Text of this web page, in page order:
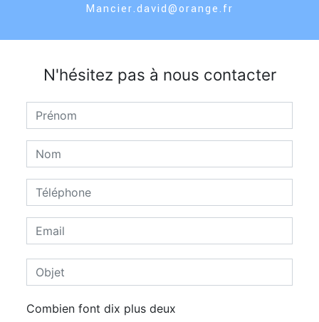
mancier.david@orange.fr
N'hésitez pas à nous contacter
Combien font dix plus deux